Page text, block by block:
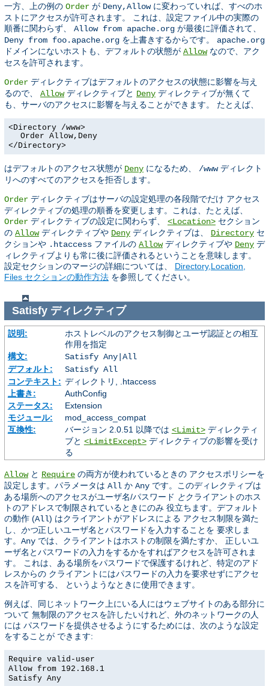
一方、上の例の Order が Deny,Allowに変わっていれば、すべのホ
ストにアクセスが許可されます。 これは、設定ファイル中の実際の
順番に関わらず、 Allow from apache.org が最後に評価されて、
Deny from foo.apache.org を上書きするからです。 apache.org
ドメインにないホストも、デフォルトの状態が Allowなので、アク
セスを許可されます。
Order ディレクティブはデフォルトのアクセスの状態に影響を与え
るので、 Allowディレクティブと Deny ディレクティブが無くて
も、サーバのアクセスに影響を与えることができます。 たとえば、
<Directory /www>
Order Allow,Deny
</Directory>
はデフォルトのアクセス状態が Deny になるため、 /wwwディレクト
リへのすべてのアクセスを拒否します。
Order ディレクティブはサーバの設定処理の各段階でだけ アクセス
ディレクティブの処理の順番を変更します。これは、たとえば、
Order ディレクティブの設定に関わらず、 <Location> セクション
の Allowディレクティブや Deny ディレクティブは、 Directory セ
クションや .htaccess ファイルの Allowディレクティブや Deny デ
ィレクティブよりも常に後に評価されるということを意味します。
設定セクションのマージの詳細については、 Directory,Location,
Files セクションの動作方法 を参照してください。
Satisfyディレクティブ
説明:
ホストレベルのアクセス制御とユーザ認証との相互
作用を指定
構文:
Satisfy Any|All
デフォルト:
Satisfy All
コンテキスト: ディレクトリ, .htaccess
上書き:
AuthConfig
ステータス:
Extension
モジュール:
mod_access_compat
互換性:
バージョン 2.0.51 以降では <Limit>ディレクティ
ブと <LimitExcept>ディレクティブの影響を受け
る
Allowと Require の両方が使われているときの アクセスポリシーを
設定します。パラメータは All か Any です。このディレクティブは
ある場所へのアクセスがユーザ名/パスワード とクライアントのホス
トのアドレスで制限されているときにのみ 役立ちます。デフォルト
の動作 (All) はクライアントがアドレスによる アクセス制限を満た
し、
かつ正しいユーザ名とパスワードを入力することを 要求しま
す。 Any では、クライアントはホストの制限を満たすか、 正しいユ
ーザ名とパスワードの入力をするかをすればアクセスを許可されま
す。 これは、ある場所をパスワードで保護するけれど、特定のアド
レスからの クライアントにはパスワードの入力を要求せずにアクセ
スを許可する、 というようなときに使用できます。
例えば、同じネットワーク上にいる人にはウェブサイトのある部分に
ついて 無制限のアクセスを許したいけれど、外のネットワークの人
には パスワードを提供させるようにするためには、次のような設定
をすることが できます:
Require valid-user
Allow from 192.168.1
Satisfy Any